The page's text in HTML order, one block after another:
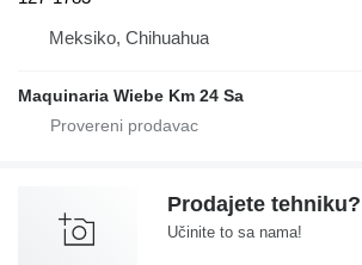
Meksiko, Chihuahua
Maquinaria Wiebe Km 24 Sa
Prodajete tehniku?
Učinite to sa nama!